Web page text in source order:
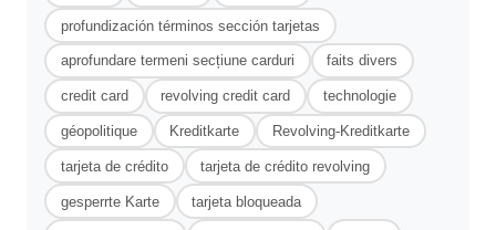
profundización términos sección tarjetas
aprofundare termeni secțiune carduri faits divers
credit card revolving credit card technologie
géopolitique Kreditkarte Revolving-Kreditkarte
tarjeta de crédito tarjeta de crédito revolving
gesperrte Karte tarjeta bloqueada